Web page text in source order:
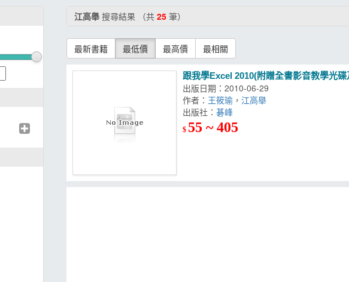
江高舉搜尋結果 （共 25筆）
最新書籍 最低價 最高價 最相關
跟我學Excel 2010(附贈全書影音教學光
出版日期：2010-06-29
作者： 王筱瑜 ，江高舉
出版社：
$ 55 ~ 405